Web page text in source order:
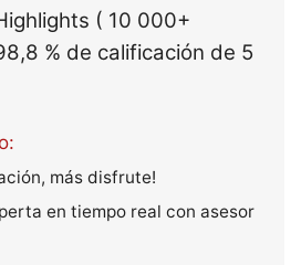
( 10 000+
% de calificación de 5
más disfrute!
en tiempo real con asesor